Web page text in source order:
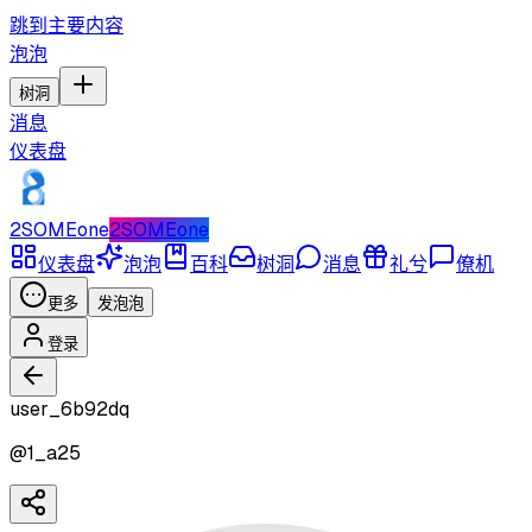
跳到主要内容
泡泡
树洞
消息
仪表盘
2SOMEone2SOMEone
仪表盘
泡泡 百科 树洞 消息 礼兮 僚机
更多 发泡泡
登录
user_6b92dq
@1_a25